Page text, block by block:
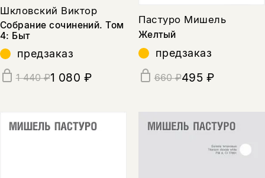
Шкловский Виктор
Собрание сочинений. Том
4: Быт
предзаказ
1 440 ₽1 080 ₽
Пастуро Мишель
Желтый
предзаказ
660 ₽495 ₽